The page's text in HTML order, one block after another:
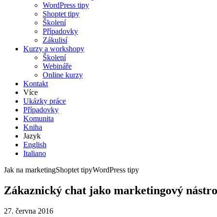
WordPress tipy
Shoptet tipy
Školení
Případovky
Zákulisí
Kurzy a workshopy
Školení
Webináře
Online kurzy
Kontakt
Více
Ukázky práce
Případovky
Komunita
Kniha
Jazyk
English
Italiano
Jak na marketingShoptet tipyWordPress tipy
Zákaznický chat jako marketingový
27. června 2016